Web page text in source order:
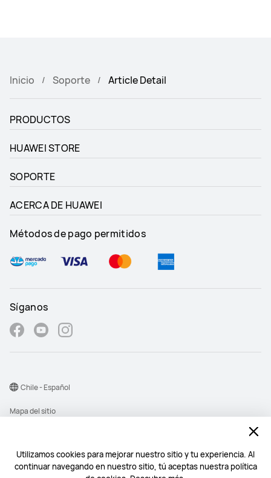
Utilizamos cookies para mejorar nuestro sitio y tu experiencia. Al
continuar navegando en nuestro sitio, tú aceptas nuestra política
Inicio Soporte Article Detail
PRODUCTOS
HUAWEI STORE
SOPORTE
ACERCA DE HUAWEI
Métodos de pago permitidos
Síganos
Mapa del sitio
Declaración de privacidad
Chile - Español